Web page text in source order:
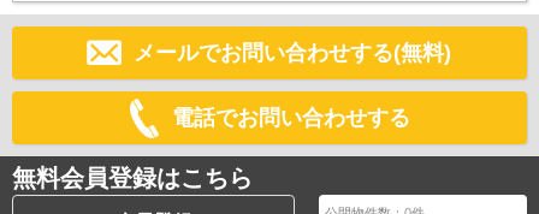
メールでお問い合わせする(無料)
電話でお問い合わせする
無料会員登録はこちら